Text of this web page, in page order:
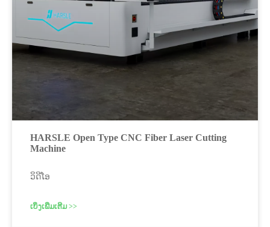
HARSLE Open Type CNC Fiber Laser Cutting
Machine
ວິດີໂອ
ເບິ່ງເພີ່ມເຕີມ >>